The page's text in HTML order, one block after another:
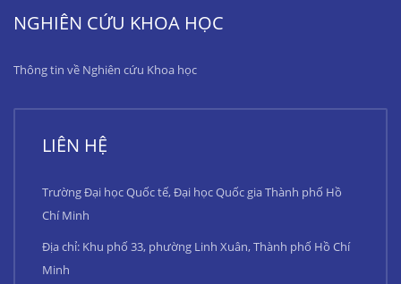
NGHIÊN CỨU KHOA HỌC
Thông tin về Nghiên cứu Khoa học
LIÊN HỆ
Trường Đại học Quốc tế, Đại học Quốc gia Thành phố Hồ
Chí Minh
Địa chỉ: Khu phố 33, phường Linh Xuân, Thành phố Hồ Chí
Minh